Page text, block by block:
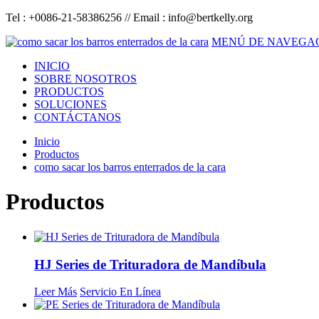
Tel : +0086-21-58386256 // Email : info@bertkelly.org
MENÚ DE
INICIO
SOBRE NOSOTROS
PRODUCTOS
SOLUCIONES
CONTÁCTANOS
Inicio
Productos
como sacar los barros enterrados de la cara
Productos
HJ Series de Trituradora de Mandíbula
Leer Más Servicio En Línea